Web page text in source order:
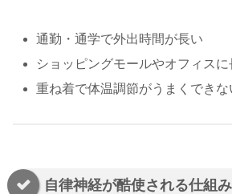
通勤・通学で外出時間が長い
ショッピングモールやオフィスに
重ね着で体温調節がうまくできな
自律神経が酷使される仕組み